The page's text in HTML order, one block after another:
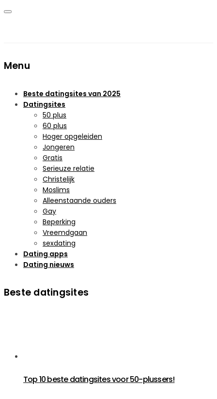
Menu
Beste datingsites van 2025
Datingsites
50 plus
60 plus
Hoger opgeleiden
Jongeren
Gratis
Serieuze relatie
Christelijk
Moslims
Alleenstaande ouders
Gay
Beperking
Vreemdgaan
sexdating
Dating apps
Dating nieuws
Beste datingsites
Top 10 beste datingsites voor 50-plussers!